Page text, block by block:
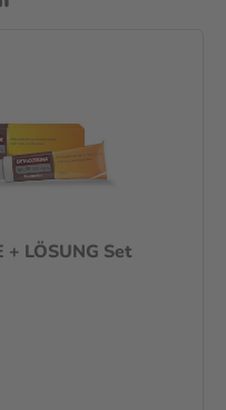
+ LÖSUNG Set